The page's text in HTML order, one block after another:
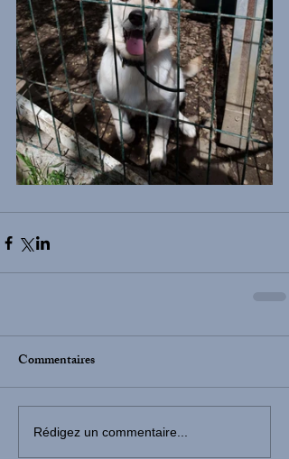
Commentaires
Rédigez un commentaire...